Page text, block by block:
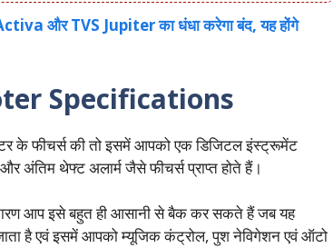
और TVS Jupiter का धंधा करेगा बंद, यह होंगे
Specifications
के फीचर्स की तो इसमें आपको एक डिजिटल इंस्ट्रूमेंट
अंतिम थेफ्ट अलार्म जैसे फीचर्स प्राप्त होते हैं।
आप इसे बहुत ही आसानी से बैक कर सकते हैं जब यह
है एवं इसमें आपको म्यूजिक कंट्रोल, पुश नेविगेशन एवं ऑटो